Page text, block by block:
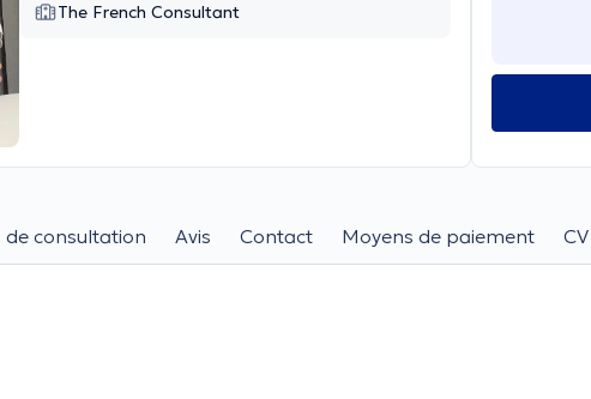
The French Consultant
de consultation Avis Contact Moyens de paiement CV